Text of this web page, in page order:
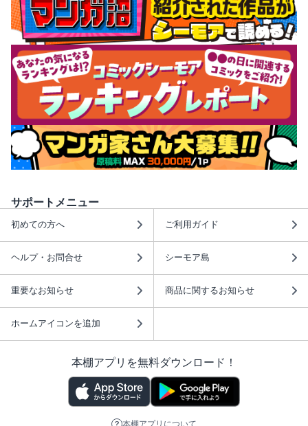
サポートメニュー
初めての方へ ご利用ガイド
ヘルプ・お問合せ シーモア島
重要なお知らせ 商品に関するお知らせ
ホームアイコンを追加
本棚アプリを無料ダウンロード！
本棚アプリについて